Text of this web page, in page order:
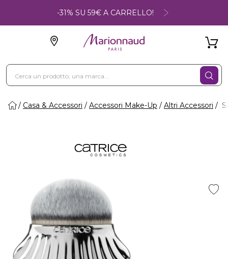
-31% SU 59€ A CARRELLO!
Casa & Accessori Accessori Make-Up Altri Accessori